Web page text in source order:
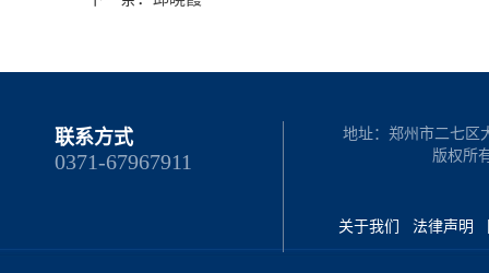
联系方式
0371-67967911
地址：郑州市二七区
版权所
关于我们 法律声明